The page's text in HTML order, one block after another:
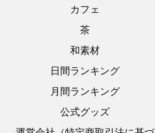
カフェ
茶
和素材
日間ランキング
月間ランキング
公式グッズ